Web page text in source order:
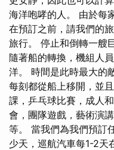
海​​洋咆哮的人。 由於每
在預訂之前，請我們的
旅行。 停止和倒轉一艘
隨著船的轉換，機組人
洋。 時間是此時最大的
每刻都從船上移開，並
課，乒乓球比賽，成人
會，團隊遊戲，藝術演
等。 當我們為我們預訂
少天，巡航汽車每1-2天